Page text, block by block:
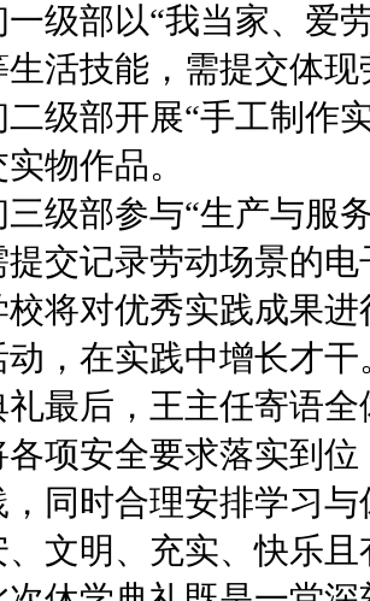
一级部‌以“我当家、爱
生活技能，需提交体
二级部‌开展“手工制作
实物作品。
三级部‌参与“生产与服
提交记录劳动场景的电
校将对优秀实践成果
动，在实践中增长才干
礼最后，王主任寄语
各项安全要求落实到
，同时合理安排学习
、文明、充实、快乐